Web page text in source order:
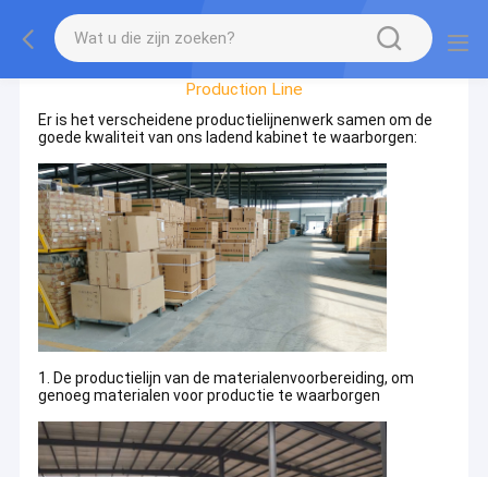
Factory Tour
Production Line
Er is het verscheidene productielijnenwerk samen om de
goede kwaliteit van ons ladend kabinet te waarborgen:
1. De productielijn van de materialenvoorbereiding, om
genoeg materialen voor productie te waarborgen